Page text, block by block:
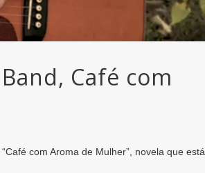
Café com
com Aroma de Mulher”, novela que está